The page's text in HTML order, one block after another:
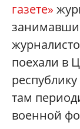
газете»
поехали в
там
военной